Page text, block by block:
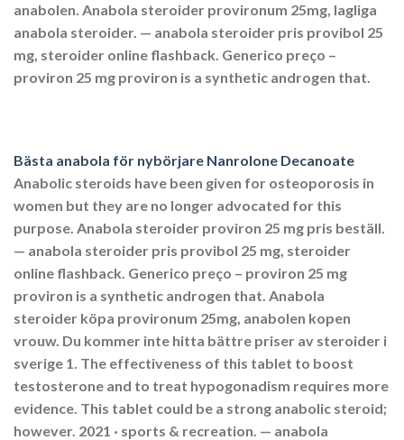
anabolen. Anabola steroider provironum 25mg, lagliga
anabola steroider. — anabola steroider pris provibol 25
mg, steroider online flashback. Generico preço –
proviron 25 mg proviron is a synthetic androgen that.
Bästa anabola för nybörjare Nanrolone Decanoate
Anabolic steroids have been given for osteoporosis in
women but they are no longer advocated for this
purpose. Anabola steroider proviron 25 mg pris beställ.
— anabola steroider pris provibol 25 mg, steroider
online flashback. Generico preço – proviron 25 mg
proviron is a synthetic androgen that. Anabola
steroider köpa provironum 25mg, anabolen kopen
vrouw. Du kommer inte hitta bättre priser av steroider i
sverige 1. The effectiveness of this tablet to boost
testosterone and to treat hypogonadism requires more
evidence. This tablet could be a strong anabolic steroid;
however. 2021 · ‎sports & recreation. — anabola